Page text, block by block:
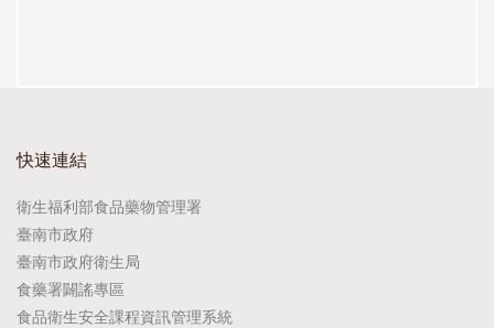
快速連結
衛生福利部食品藥物管理署
臺南市政府
臺南市政府衛生局
食藥署闢謠專區
食品衛生安全課程資訊管理系統